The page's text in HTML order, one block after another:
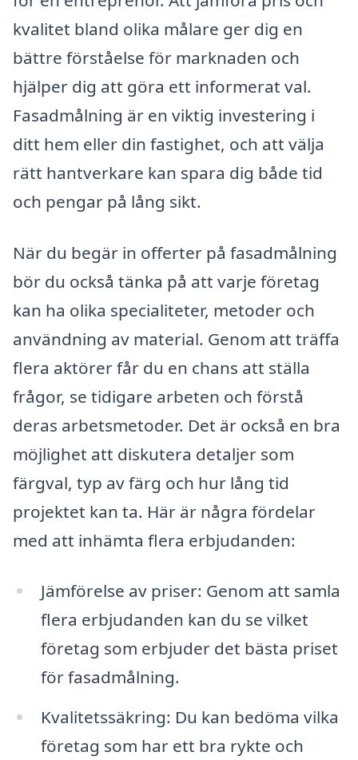
kvalitet bland olika målare ger dig en
bättre förståelse för marknaden och
hjälper dig att göra ett informerat val.
Fasadmålning är en viktig investering i
ditt hem eller din fastighet, och att välja
rätt hantverkare kan spara dig både tid
och pengar på lång sikt.
När du begär in offerter på fasadmålning
bör du också tänka på att varje företag
kan ha olika specialiteter, metoder och
användning av material. Genom att träffa
flera aktörer får du en chans att ställa
frågor, se tidigare arbeten och förstå
deras arbetsmetoder. Det är också en bra
möjlighet att diskutera detaljer som
färgval, typ av färg och hur lång tid
projektet kan ta. Här är några fördelar
med att inhämta flera erbjudanden:
Jämförelse av priser: Genom att samla
flera erbjudanden kan du se vilket
företag som erbjuder det bästa priset
för fasadmålning.
Kvalitetssäkring: Du kan bedöma vilka
företag som har ett bra rykte och